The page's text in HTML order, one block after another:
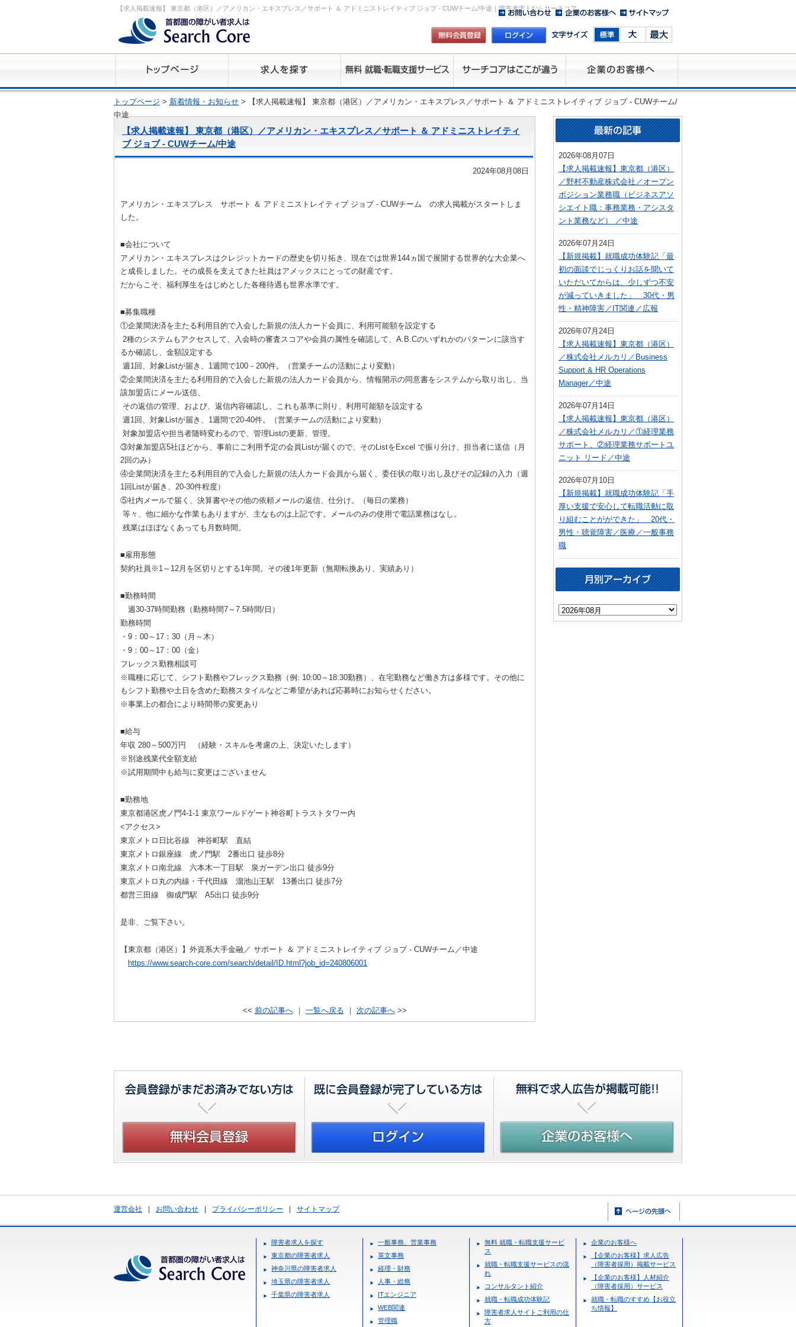
【求人掲載速報】 東京都（港区）／アメリカン・エキスプレス／サポート ＆ アドミニストレイティブ ジョブ - CUWチーム/中途｜障害者求人ならサーチコア
トップページ > 新着情報・お知らせ > 【求人掲載速報】 東京都（港区）／アメリカン・エキスプレス／サポート ＆ アドミニストレイティブ ジョブ - CUWチーム/
中途
【求人掲載速報】 東京都（港区）／アメリカン・エキスプレス／サポート ＆ アドミニストレイティ
ブ ジョブ - CUWチーム/中途
2024年08月08日
アメリカン・エキスプレス サポート ＆ アドミニストレイティブ ジョブ - CUWチーム の求人掲載がスタートしま
した。
■会社について
アメリカン・エキスプレスはクレジットカードの歴史を切り拓き、現在では世界144ヵ国で展開する世界的な大企業へ
と成長しました。その成長を支えてきた社員はアメックスにとっての財産です。
だからこそ、福利厚生をはじめとした各種待遇も世界水準です。
■募集職種
①企業間決済を主たる利用目的で入会した新規の法人カード会員に、利用可能額を設定する
2種のシステムもアクセスして、入会時の審査スコアや会員の属性を確認して、A.B.Cのいずれかのパターンに該当す
るか確認し、金額設定する
週1回、対象Listが届き、1週間で100－200件。（営業チームの活動により変動）
②企業間決済を主たる利用目的で入会した新規の法人カード会員から、情報開示の同意書をシステムから取り出し、当
該加盟店にメール送信、
その返信の管理、および、返信内容確認し、これも基準に則り、利用可能額を設定する
週1回、対象Listが届き、1週間で20-40件。（営業チームの活動により変動）
対象加盟店や担当者随時変わるので、管理Listの更新、管理。
③対象加盟店5社ほどから、事前にご利用予定の会員Listが届くので、そのListをExcel で振り分け、担当者に送信（月
2回のみ）
④企業間決済を主たる利用目的で入会した新規の法人カード会員から届く、委任状の取り出し及びその記録の入力（週
1回Listが届き、20-30件程度）
⑤社内メールで届く、決算書やその他の依頼メールの返信、仕分け。（毎日の業務）
等々、他に細かな作業もありますが、主なものは上記です。メールのみの使用で電話業務はなし。
残業はほぼなくあっても月数時間。
■雇用形態
契約社員※1～12月を区切りとする1年間。その後1年更新（無期転換あり、実績あり）
■勤務時間
週30-37時間勤務（勤務時間7～7.5時間/日）
勤務時間
・9：00～17：30（月～木）
・9：00～17：00（金）
フレックス勤務相談可
※職種に応じて、シフト勤務やフレックス勤務（例: 10:00～18:30勤務）、在宅勤務など働き方は多様です。その他に
もシフト勤務や土日を含めた勤務スタイルなどご希望があれば応募時にお知らせください。
※事業上の都合により時間帯の変更あり
■給与
年収 280～500万円 （経験・スキルを考慮の上、決定いたします）
※別途残業代全額支給
※試用期間中も給与に変更はございません
■勤務地
東京都港区虎ノ門4-1-1 東京ワールドゲート神谷町トラストタワー内
<アクセス>
東京メトロ日比谷線 神谷町駅 直結
東京メトロ銀座線 虎ノ門駅 2番出口 徒歩8分
東京メトロ南北線 六本木一丁目駅 泉ガーデン出口 徒歩9分
東京メトロ丸の内線・千代田線 溜池山王駅 13番出口 徒歩7分
都営三田線 御成門駅 A5出口 徒歩9分
是非、ご覧下さい。
【東京都（港区）】外資系大手金融／ サポート ＆ アドミニストレイティブ ジョブ - CUWチーム／中途
https://www.search-core.com/search/detail/ID.html?job_id=240806001
<< 前の記事へ｜ 一覧へ戻る ｜ 次の記事へ>>
2026年08月07日
【求人掲載速報】東京都（港区）
／野村不動産株式会社／オープン
ポジション業務職（ビジネスアソ
シエイト職：事務業務・アシスタ
ント業務など） ／中途
2026年07月24日
【新規掲載】就職成功体験記「最
初の面談でじっくりお話を聞いて
いただいてからは、少しずつ不安
が減っていきました」 30代・男
性・精神障害／IT関連／広報
2026年07月24日
【求人掲載速報】東京都（港区）
／株式会社メルカリ／Business
Support & HR Operations
Manager／中途
2026年07月14日
【求人掲載速報】東京都（港区）
／株式会社メルカリ／①経理業務
サポート、②経理業務サポートユ
ニット リード／中途
2026年07月10日
【新規掲載】就職成功体験記「手
厚い支援で安心して転職活動に取
り組むことがができた」 20代・
男性・聴覚障害／医療／一般事務
職
運営会社 お問い合わせ プライバシーポリシー サイトマップ
障害者求人を探す
東京都の障害者求人
神奈川県の障害者求人
埼玉県の障害者求人
千葉県の障害者求人
一般事務、営業事務
英文事務
経理・財務
人事・総務
ITエンジニア
WEB関連
管理職
無料 就職・転職支援サービ
ス
就職・転職支援サービスの流
れ
コンサルタント紹介
就職・転職成功体験記
障害者求人サイトご利用の仕
方
企業のお客様へ
【企業のお客様】求人広告
（障害者採用）掲載サービス
【企業のお客様】人材紹介
（障害者採用）サービス
就職・転職のすすめ【お役立
ち情報】